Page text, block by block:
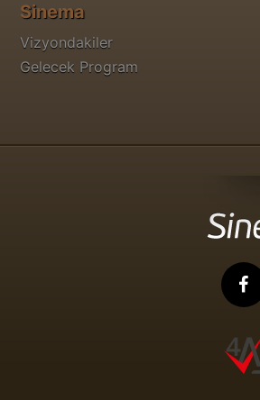
Sinema
Vizyondakiler
Gelecek Program